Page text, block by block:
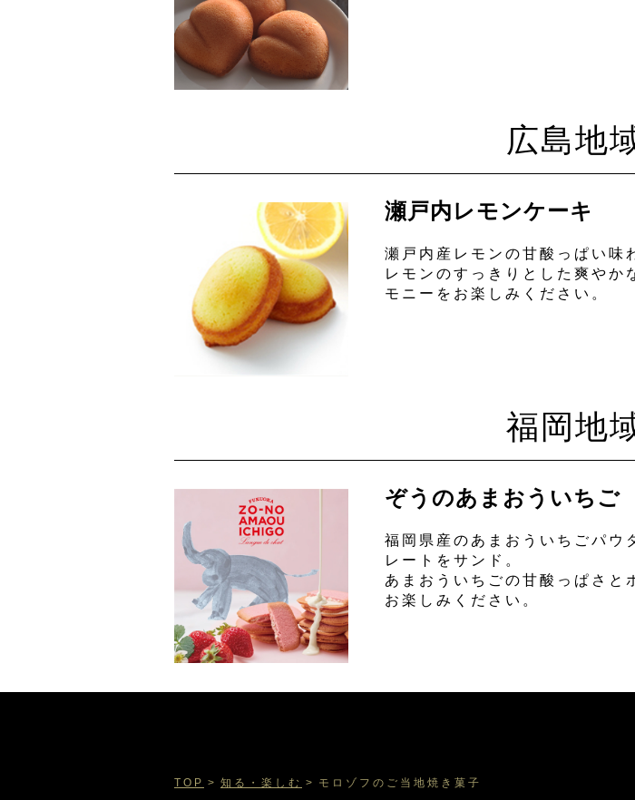
広島地
瀬戸内レモンケーキ
瀬戸内産レモンの甘酸っぱい味
レモンのすっきりとした爽や
モニーをお楽しみください。
福岡地
ぞうのあまおういちご
福岡県産のあまおういちごパウ
レートをサンド。
あまおういちごの甘酸っぱさと
お楽しみください。
TOP 知る・楽しむ モロゾフのご当地焼き菓子